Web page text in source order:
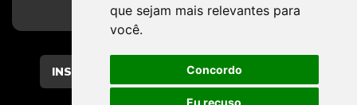
que sejam mais relevantes para
você.
Concordo
Eu recuso